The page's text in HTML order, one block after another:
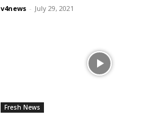
v4news - July 29, 2021
Fresh News